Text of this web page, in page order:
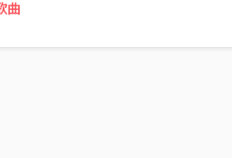
曲